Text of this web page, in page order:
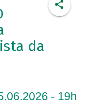
da
- 19h